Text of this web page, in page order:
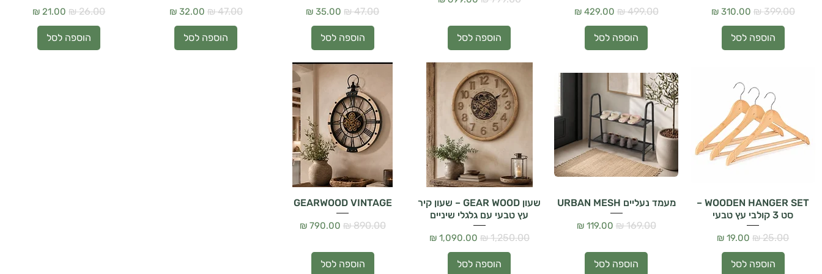
מחיר רגיל‏399.00 ‏₪ מחיר מבצע
הוספה לסל
מחיר רגיל‏499.00 ‏₪ מחיר מבצע
הוספה לסל הוספה לסל
מחיר רגיל מחיר מבצע
הוספה לסל
מחיר רגיל‏47.00 ‏₪ מחיר מבצע
הוספה לסל
מחיר רגיל מחיר מבצע
הוספה לסל
WOODEN HANGER SET –
סט 3 קולבי עץ טבעי
מחיר רגיל מחיר מבצע
הוספה לסל
מעמד נעליים URBAN MESH
מחיר רגיל‏169.00 ‏₪ מחיר מבצע
הוספה לסל
שעון GEAR WOOD – שעון קיר
עץ טבעי עם גלגלי שיניים
מחיר רגיל‏1,250.00 ‏₪ מחיר מבצע
הוספה לסל
GEARWOOD VINTAGE
מחיר רגיל‏890.00 ‏₪ מחיר מבצע
הוספה לסל